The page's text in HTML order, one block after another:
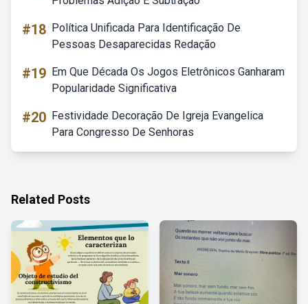
#18 Política Unificada Para Identificação De
Pessoas Desaparecidas Redação
#19 Em Que Década Os Jogos Eletrônicos Ganharam
Popularidade Significativa
#20 Festividade Decoração De Igreja Evangelica
Para Congresso De Senhoras
Related Posts